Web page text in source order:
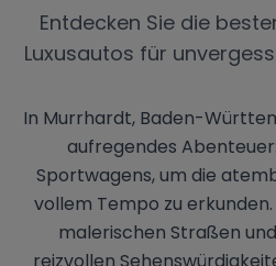
Entdecken Sie die
Luxusautos für
In Murrhardt, Baden-
aufregendes
Sportwagens, um die
vollem Tempo zu erkunden.
malerischen Straßen